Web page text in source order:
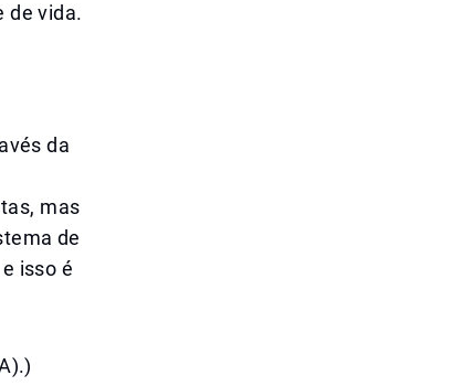
de vida.
da
mas
de
isso é